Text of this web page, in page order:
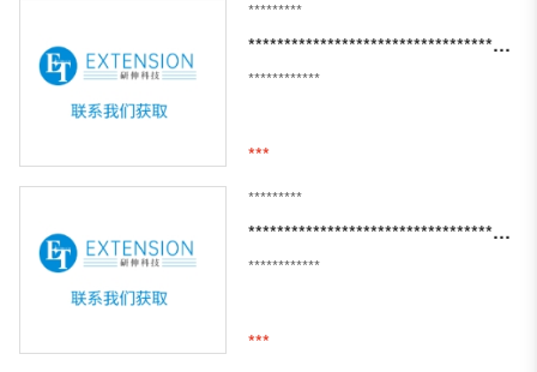
*********
********************************************************
************
***
*********
********************************************************
************
***